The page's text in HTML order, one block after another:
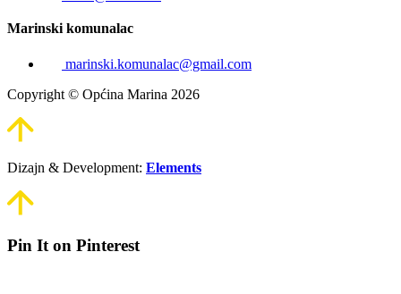
Marinski komunalac
marinski.komunalac@gmail.com
Copyright © Općina Marina 2026
Dizajn & Development: Elements
Pin It on Pinterest